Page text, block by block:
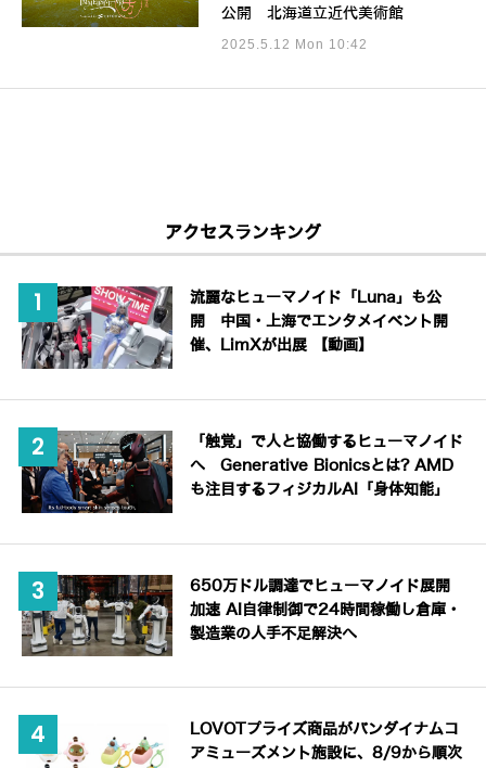
公開 北海道立近代美術館
2025.5.12 Mon 10:42
アクセスランキング
流麗なヒューマノイド「Luna」も公
開 中国・上海でエンタメイベント開
催、LimXが出展 【動画】
「触覚」で人と協働するヒューマノイド
へ Generative Bionicsとは? AMD
も注目するフィジカルAI「身体知能」
650万ドル調達でヒューマノイド展開
加速 AI自律制御で24時間稼働し倉庫・
製造業の人手不足解決へ
LOVOTプライズ商品がバンダイナムコ
アミューズメント施設に、8/9から順次